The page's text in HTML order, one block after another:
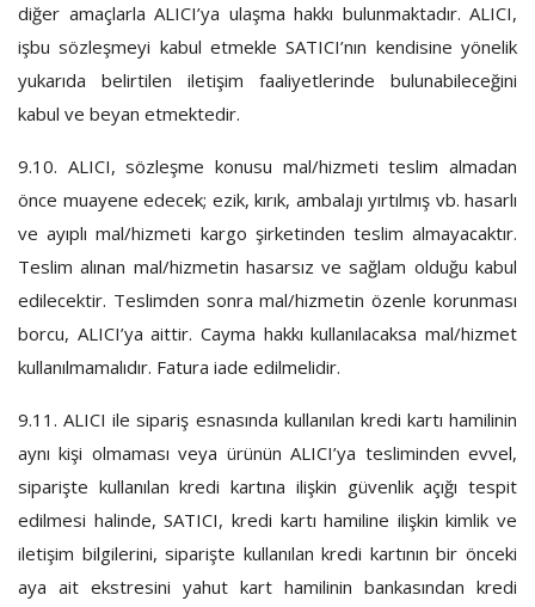
diğer amaçlarla ALICI’ya ulaşma hakkı bulunmaktadır. ALICI,
işbu sözleşmeyi kabul etmekle SATICI’nın kendisine yönelik
yukarıda belirtilen iletişim faaliyetlerinde bulunabileceğini
kabul ve beyan etmektedir.
9.10. ALICI, sözleşme konusu mal/hizmeti teslim almadan
önce muayene edecek; ezik, kırık, ambalajı yırtılmış vb. hasarlı
ve ayıplı mal/hizmeti kargo şirketinden teslim almayacaktır.
Teslim alınan mal/hizmetin hasarsız ve sağlam olduğu kabul
edilecektir. Teslimden sonra mal/hizmetin özenle korunması
borcu, ALICI’ya aittir. Cayma hakkı kullanılacaksa mal/hizmet
kullanılmamalıdır. Fatura iade edilmelidir.
9.11. ALICI ile sipariş esnasında kullanılan kredi kartı hamilinin
aynı kişi olmaması veya ürünün ALICI’ya tesliminden evvel,
siparişte kullanılan kredi kartına ilişkin güvenlik açığı tespit
edilmesi halinde, SATICI, kredi kartı hamiline ilişkin kimlik ve
iletişim bilgilerini, siparişte kullanılan kredi kartının bir önceki
aya ait ekstresini yahut kart hamilinin bankasından kredi